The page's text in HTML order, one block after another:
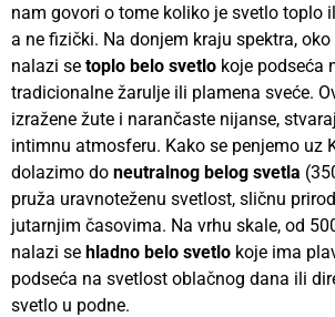
nam govori o tome koliko je svetlo toplo
a ne fizički. Na donjem kraju spektra, oko
nalazi se toplo belo svetlo koje podseća
tradicionalne žarulje ili plamena sveće.
izražene žute i narančaste nijanse,
intimnu atmosferu. Kako se penjemo uz
dolazimo do neutralnog belog svetla
pruža uravnoteženu svetlost, sličnu
jutarnjim časovima. Na vrhu skale, od
nalazi se hladno belo svetlo koje ima
podseća na svetlost oblačnog dana ili
svetlo u podne.